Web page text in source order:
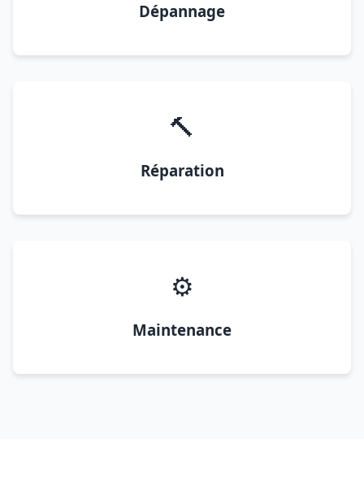
Dépannage
🔨
Réparation
⚙️
Maintenance